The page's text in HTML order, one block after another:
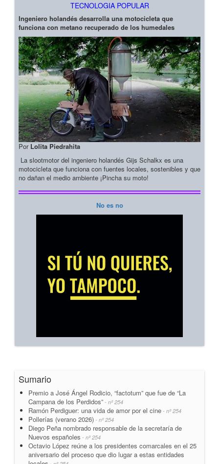
TECNOLOGIA POPULAR
Ingeniero holandés desarrolla una motocicleta que
funciona con metano recuperado de los humedales
Por Lolita Piedrahita
La slootmotor del ingeniero holandés Gijs Schalkx es una
motocicleta que funciona con fuentes locales, sostenibles y que
no dañan el medio ambiente ¡Pincha su moto!
No es no
Sumario
Premio a José Ángel Rodicio, “factotum” que fue de “La
Campana de los Perdidos” - nº 254
Ramón Perdiguer: una vida de amor por el cine - nº 254
Pollerías (verano 2026) - nº 254
Diego Peña nombrado responsable de la secretaría de
Nuevos españoles - nº 254
Octavio López reúne a los presidentes comarcales en el 25
aniversario del proceso que dio lugar a estas entidades